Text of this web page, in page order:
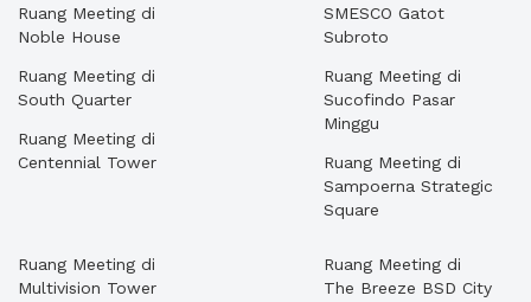
Ruang Meeting di
Noble House
Ruang Meeting di
South Quarter
Ruang Meeting di
Centennial Tower
SMESCO Gatot
Subroto
Ruang Meeting di
Sucofindo Pasar
Minggu
Ruang Meeting di
Sampoerna Strategic
Square
Ruang Meeting di
Multivision Tower
Ruang Meeting di
The Breeze BSD City